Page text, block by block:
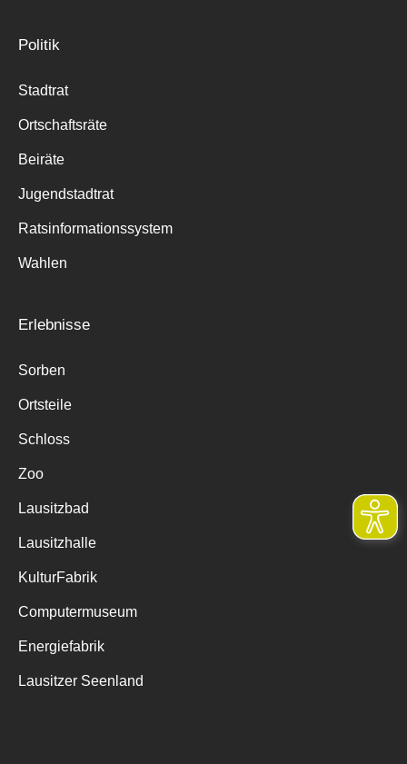
Politik
Stadtrat
Ortschaftsräte
Beiräte
Jugendstadtrat
Ratsinformationssystem
Wahlen
Erlebnisse
Sorben
Ortsteile
Schloss
Zoo
Lausitzbad
Lausitzhalle
KulturFabrik
Computermuseum
Energiefabrik
Lausitzer Seenland